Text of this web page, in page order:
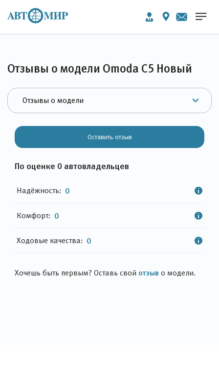
Отзывы о модели Omoda C5 Новый
Хочешь быть первым? Оставь свой отзыв о модели.
Оставить отзыв
По оценке 0 автовладельцев
Надёжность: 0
Комфорт: 0
Ходовые качества: 0